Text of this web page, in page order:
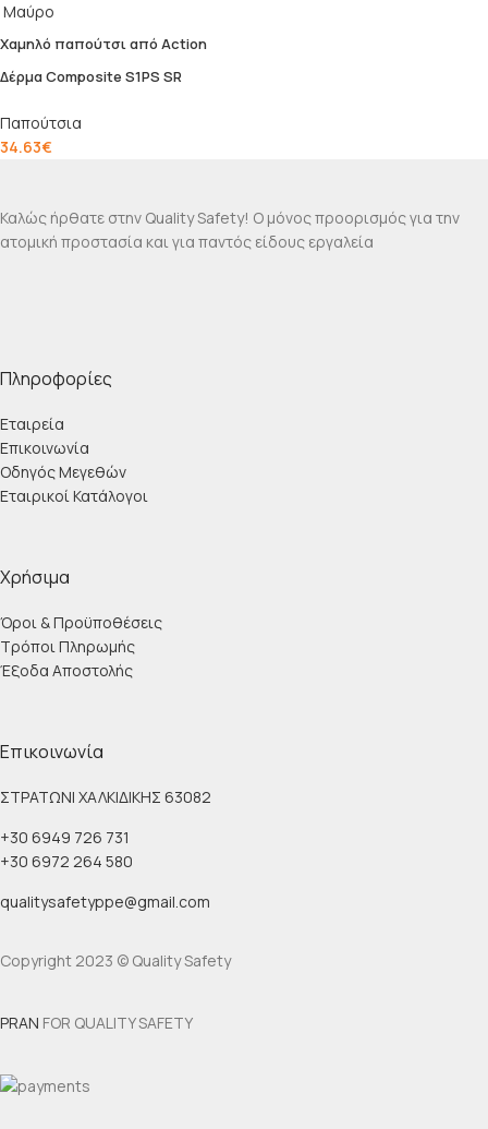
Μαύρο
Χαμηλό παπούτσι από Action
Δέρμα Composite S1PS SR
Παπούτσια
34.63€
Καλώς ήρθατε στην Quality Safety! Ο μόνος προορισμός για την
ατομική προστασία και για παντός είδους εργαλεία
Πληροφορίες
Εταιρεία
Επικοινωνία
Οδηγός Μεγεθών
Εταιρικοί Κατάλογοι
Χρήσιμα
Όροι & Προϋποθέσεις
Τρόποι Πληρωμής
Έξοδα Αποστολής
Επικοινωνία
ΣΤΡΑΤΩΝΙ ΧΑΛΚΙΔΙΚΗΣ 63082
+30 6949 726 731
+30 6972 264 580
qualitysafetyppe@gmail.com
Copyright 2023 © Quality Safety
PRAN FOR QUALITY SAFETY